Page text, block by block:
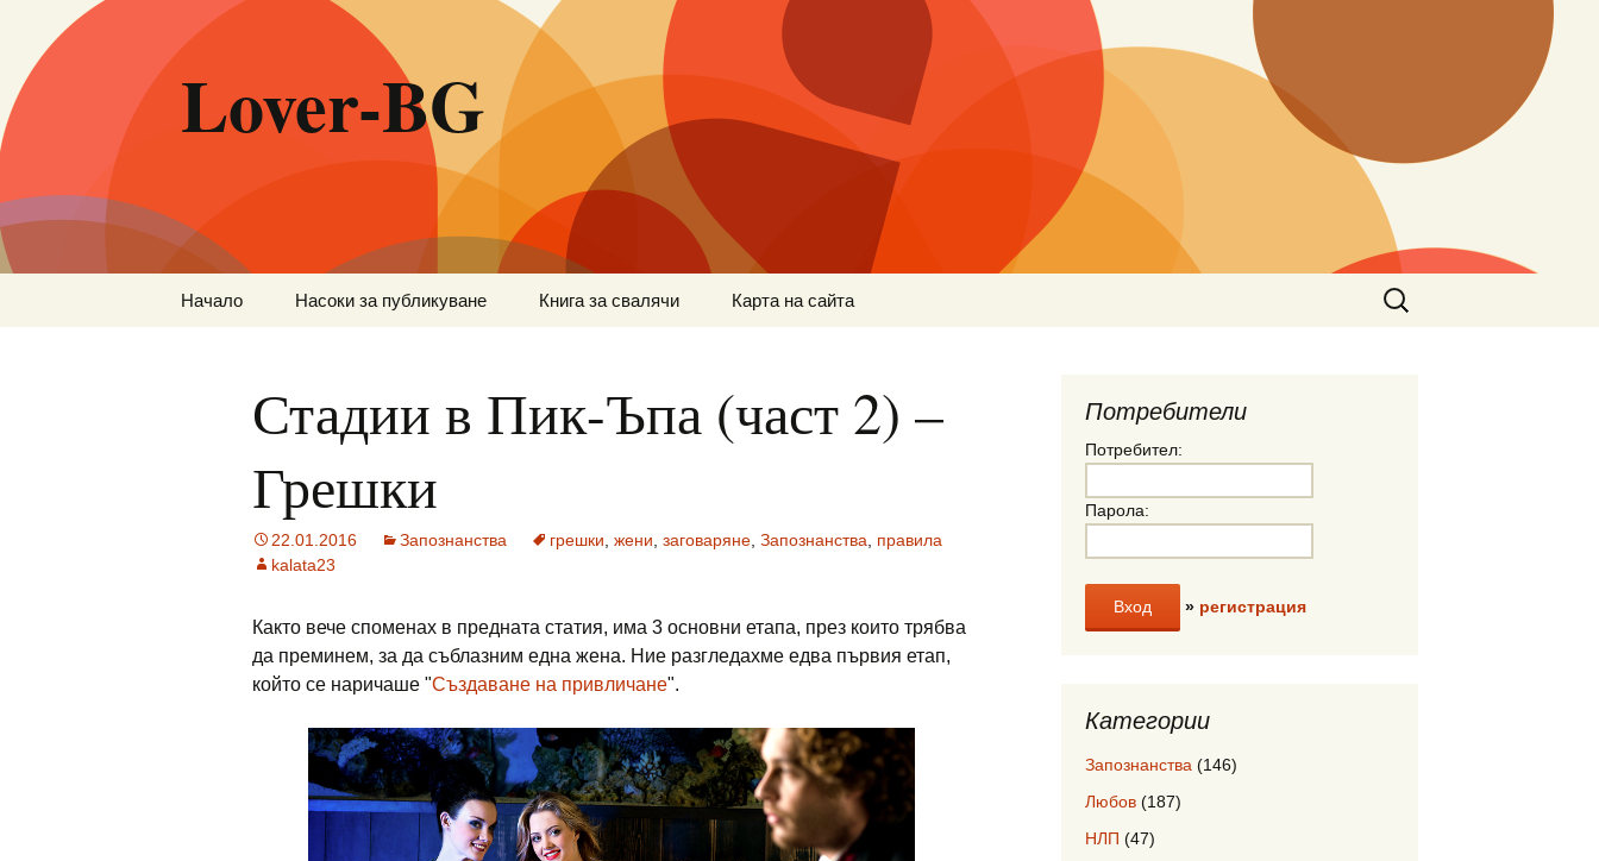
Lover-BG
Начало Насоки за публикуване Книга за свалячи Карта на сайта
Търсене
за:
Стадии в Пик-Ъпа (част 2) –
Грешки
22.01.2016 Запознанства грешки жени заговаряне Запознанства
правила
kalata23
Както вече споменах в предната статия, има 3 основни етапа, през които трябва
да преминем, за да съблазним една жена. Ние разгледахме едва първия етап,
който се наричаше "Създаване на привличане".
Потребители
Потребител:
Парола:
» регистрация
Категории
Запознанства (146)
Любов (187)
НЛП (47)